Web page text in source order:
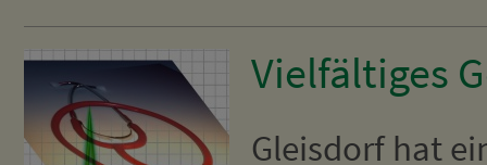
Vielfältiges
Gleisdorf hat